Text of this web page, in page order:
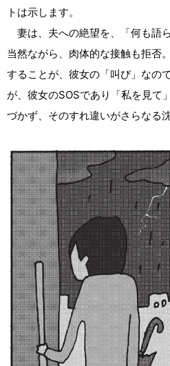
トは示します。
妻は、夫への絶望を、「何も語
当然ながら、肉体的な接触も拒否
することが、彼女の「叫び」なの
が、彼女のSOSであり「私を見て
づかず、そのすれ違いがさらなる